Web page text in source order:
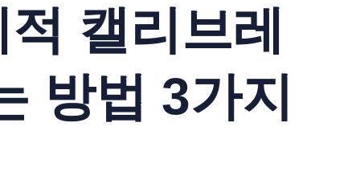
캘리브레
방법 3가지